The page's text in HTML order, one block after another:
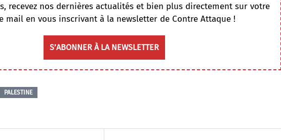
recevez nos dernières actualités et bien plus directement sur votre
mail en vous inscrivant à la newsletter de Contre Attaque !
S’ABONNER À LA NEWSLETTER
PALESTINE